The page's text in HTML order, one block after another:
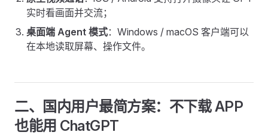
实时看画面并交流；
桌面端 Agent 模式：Windows / macOS 客户端可以
在本地读取屏幕、操作文件。
二、国内用户最简方案：不下载 APP
也能用 ChatGPT